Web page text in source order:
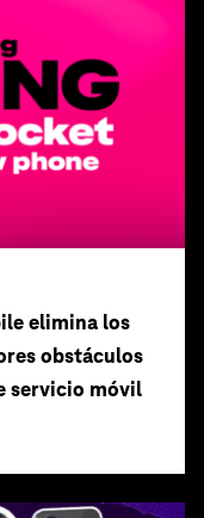
elimina los
obstáculos
servicio móvil